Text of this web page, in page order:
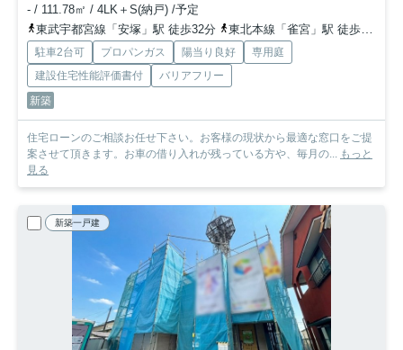
- / 111.78㎡ / 4LK＋S(納戸) /予定
東武宇都宮線「安塚」駅 徒歩32分
東北本線「雀宮」駅 徒歩30分
駐車2台可 プロパンガス 陽当り良好
専用庭
建設住宅性能評価書付
バリアフリー
新築
住宅ローンのご相談お任せ下さい。お客様の現状から最適な窓口をご提
案させて頂きます。お車の借り入れが残っている方や、毎月の... もっと
見る
新築一戸建